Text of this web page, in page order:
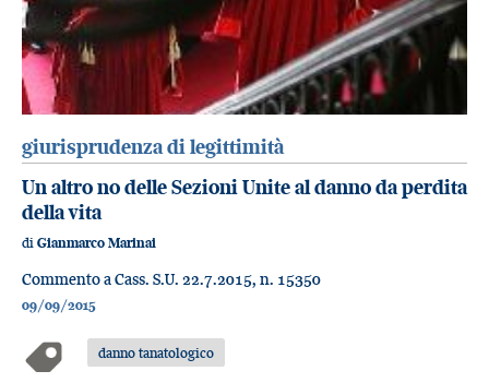
giurisprudenza di legittimità
Un altro no delle Sezioni Unite al danno da perdita
della vita
di Gianmarco Marinai
Commento a Cass. S.U. 22.7.2015, n. 15350
09/09/2015
danno tanatologico